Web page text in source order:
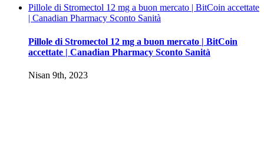
Pillole di Stromectol 12 mg a buon mercato | BitCoin accettate
| Canadian Pharmacy Sconto Sanità
Pillole di Stromectol 12 mg a buon mercato | BitCoin
accettate | Canadian Pharmacy Sconto Sanità
Nisan 9th, 2023